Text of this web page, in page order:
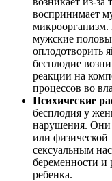
воспринимает
мужские
оплодотворить
бесплодие
реакции на
процессов во
Психические
бесплодия у
нарушения. Они
или
сексуальным
беременности и
ребенка.